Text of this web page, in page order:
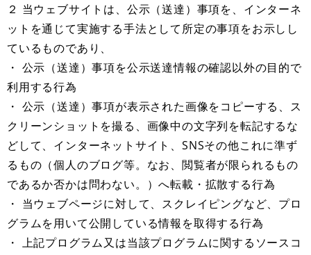
２ 当ウェブサイトは、公示（送達）事項を、インターネ
ットを通じて実施する手法として所定の事項をお示しし
ているものであり、
・ 公示（送達）事項を公示送達情報の確認以外の目的で
利用する行為
・ 公示（送達）事項が表示された画像をコピーする、ス
クリーンショットを撮る、画像中の文字列を転記するな
どして、インターネットサイト、SNSその他これに準ず
るもの（個人のブログ等。なお、閲覧者が限られるもの
であるか否かは問わない。）へ転載・拡散する行為
・ 当ウェブページに対して、スクレイピングなど、プロ
グラムを用いて公開している情報を取得する行為
・ 上記プログラム又は当該プログラムに関するソースコ